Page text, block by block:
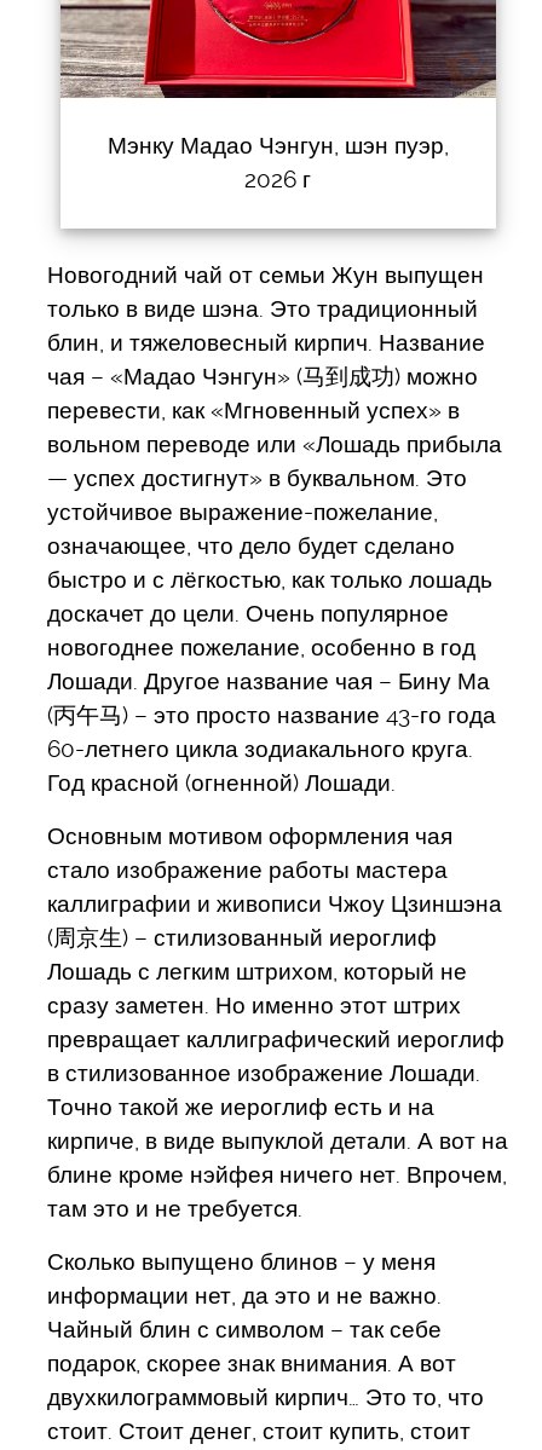
Мэнку Мадао Чэнгун, шэн пуэр,
2026 г
Новогодний чай от семьи Жун выпущен
только в виде шэна. Это традиционный
блин, и тяжеловесный кирпич. Название
чая – «Мадао Чэнгун» (马到成功) можно
перевести, как «Мгновенный успех» в
вольном переводе или «Лошадь прибыла
— успех достигнут» в буквальном. Это
устойчивое выражение-пожелание,
означающее, что дело будет сделано
быстро и с лёгкостью, как только лошадь
доскачет до цели. Очень популярное
новогоднее пожелание, особенно в год
Лошади. Другое название чая – Бину Ма
(丙午马) – это просто название 43-го года
60-летнего цикла зодиакального круга.
Год красной (огненной) Лошади.
Основным мотивом оформления чая
стало изображение работы мастера
каллиграфии и живописи Чжоу Цзиншэна
(周京生) – стилизованный иероглиф
Лошадь с легким штрихом, который не
сразу заметен. Но именно этот штрих
превращает каллиграфический иероглиф
в стилизованное изображение Лошади.
Точно такой же иероглиф есть и на
кирпиче, в виде выпуклой детали. А вот на
блине кроме нэйфея ничего нет. Впрочем,
там это и не требуется.
Сколько выпущено блинов – у меня
информации нет, да это и не важно.
Чайный блин с символом – так себе
подарок, скорее знак внимания. А вот
двухкилограммовый кирпич… Это то, что
стоит. Стоит денег, стоит купить, стоит